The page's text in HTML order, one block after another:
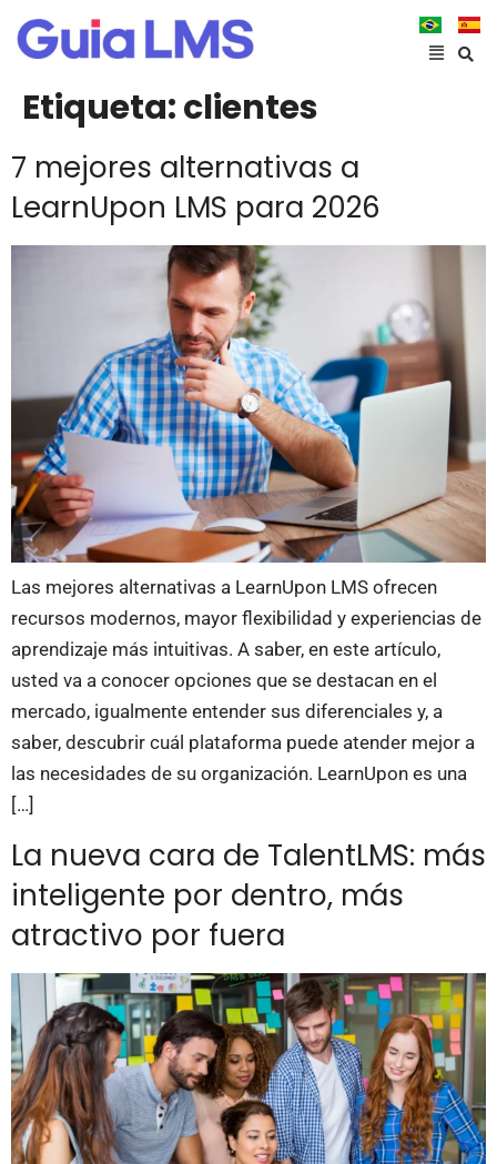
Etiqueta:clientes
7 mejores alternativas a
LearnUpon LMS para 2026
Las mejores alternativas a LearnUpon LMS ofrecen
recursos modernos, mayor flexibilidad y experiencias de
aprendizaje más intuitivas. A saber, en este artículo,
usted va a conocer opciones que se destacan en el
mercado, igualmente entender sus diferenciales y, a
saber, descubrir cuál plataforma puede atender mejor a
las necesidades de su organización. LearnUpon es una
[…]
La nueva cara de TalentLMS: más
inteligente por dentro, más
atractivo por fuera